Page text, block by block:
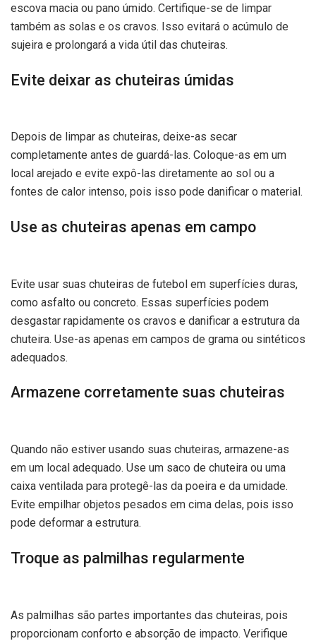
escova macia ou pano úmido. Certifique-se de limpar
também as solas e os cravos. Isso evitará o acúmulo de
sujeira e prolongará a vida útil das chuteiras.
Evite deixar as chuteiras úmidas
Depois de limpar as chuteiras, deixe-as secar
completamente antes de guardá-las. Coloque-as em um
local arejado e evite expô-las diretamente ao sol ou a
fontes de calor intenso, pois isso pode danificar o material.
Use as chuteiras apenas em campo
Evite usar suas chuteiras de futebol em superfícies duras,
como asfalto ou concreto. Essas superfícies podem
desgastar rapidamente os cravos e danificar a estrutura da
chuteira. Use-as apenas em campos de grama ou sintéticos
adequados.
Armazene corretamente suas chuteiras
Quando não estiver usando suas chuteiras, armazene-as
em um local adequado. Use um saco de chuteira ou uma
caixa ventilada para protegê-las da poeira e da umidade.
Evite empilhar objetos pesados em cima delas, pois isso
pode deformar a estrutura.
Troque as palmilhas regularmente
As palmilhas são partes importantes das chuteiras, pois
proporcionam conforto e absorção de impacto. Verifique